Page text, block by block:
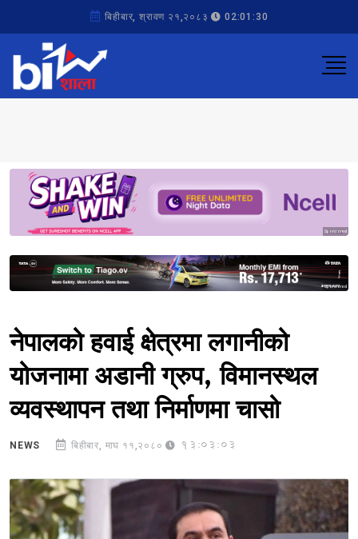
बिहीबार, श्रावण २१,२०८३ 02:01:30
Sponsored
Sponsored
नेपालको हवाई क्षेत्रमा लगानीको
योजनामा अडानी ग्रुप, विमानस्थल
व्यवस्थापन तथा निर्माणमा चासो
NEWS बिहीबार, माघ ११,२०८० 13:03:03